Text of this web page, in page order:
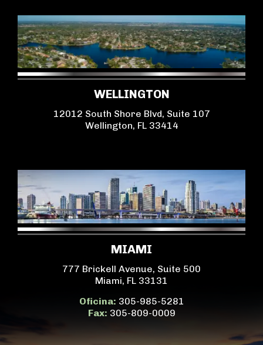
WELLINGTON
12012 South Shore Blvd, Suite 107
Wellington, FL 33414
MIAMI
777 Brickell Avenue, Suite 500
Miami, FL 33131
Oficina: 305-985-5281
Fax: 305-809-0009